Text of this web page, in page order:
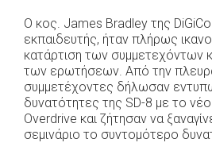
Ο κος. James Bradley της
εκπαιδευτής, ήταν πλήρως
κατάρτιση των συμμετεχόντων
των ερωτήσεων. Από την
συμμετέχοντες δήλωσαν
δυνατότητες της SD-8 με το
Overdrive και ζήτησαν να
σεμινάριο το συντομότερο